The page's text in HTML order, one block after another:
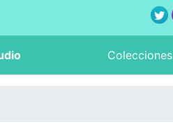
Colecciones